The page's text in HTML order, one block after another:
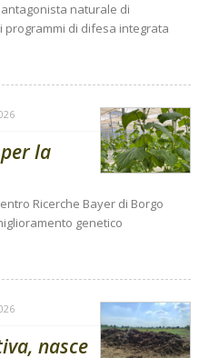
naturale di
programmi di difesa integrata
la
Ricerche Bayer di Borgo
genetico
nasce